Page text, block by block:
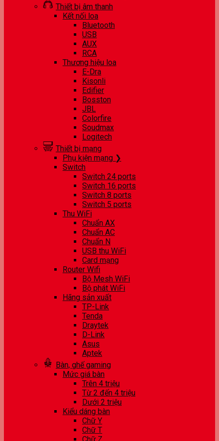
Thiết bị âm thanh
Kết nối loa
Bluetooth
USB
AUX
RCA
Thương hiệu loa
E-Dra
Kisonli
Edifier
Bosston
JBL
Colorfire
Soudmax
Logitech
Thiết bị mạng
Phụ kiện mạng ❯
Switch
Switch 24 ports
Switch 16 ports
Switch 8 ports
Switch 5 ports
Thu WiFi
Chuẩn AX
Chuẩn AC
Chuẩn N
USB thu WiFi
Card mạng
Router Wifi
Bộ Mesh WiFi
Bộ phát WiFi
Hãng sản xuất
TP-Link
Tenda
Draytek
D-Link
Asus
Aptek
Bàn, ghế gaming
Mức giá bàn
Trên 4 triệu
Từ 2 đến 4 triệu
Dưới 2 triệu
Kiểu dáng bàn
Chữ Y
Chữ T